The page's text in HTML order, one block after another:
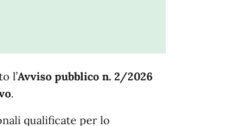
l’Avviso pubblico n. 2/2026
.
qualificate per lo